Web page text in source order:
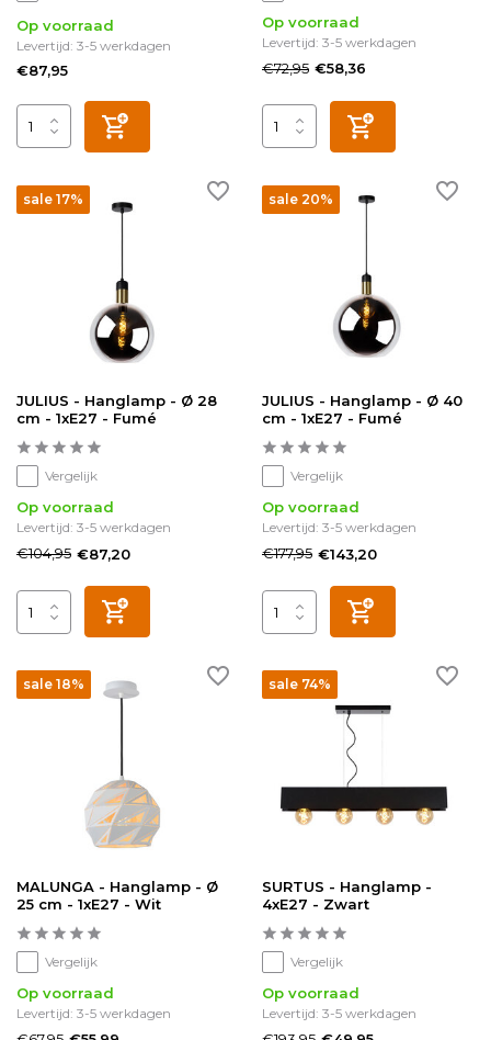
Op voorraad
Levertijd: 3-5 werkdagen
€87,95
Op voorraad
Levertijd: 3-5 werkdagen
€72,95 €58,36
sale 17%
JULIUS - Hanglamp - Ø 28
cm - 1xE27 - Fumé
Vergelijk
Op voorraad
Levertijd: 3-5 werkdagen
€104,95 €87,20
sale 20%
JULIUS - Hanglamp - Ø 40
cm - 1xE27 - Fumé
Vergelijk
Op voorraad
Levertijd: 3-5 werkdagen
€177,95 €143,20
sale 18%
MALUNGA - Hanglamp - Ø
25 cm - 1xE27 - Wit
Vergelijk
Op voorraad
Levertijd: 3-5 werkdagen
sale 74%
SURTUS - Hanglamp -
4xE27 - Zwart
Vergelijk
Op voorraad
Levertijd: 3-5 werkdagen